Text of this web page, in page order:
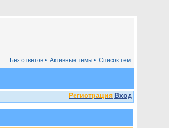
Список тем
Активные темы •
Без ответов •
Регистрация Вход